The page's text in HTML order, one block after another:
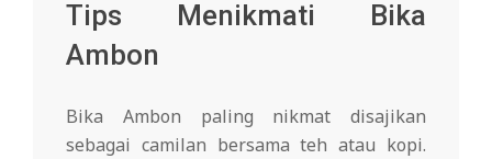
Tips Menikmati Bika
Ambon
Bika Ambon paling nikmat disajikan
sebagai camilan bersama teh atau kopi.